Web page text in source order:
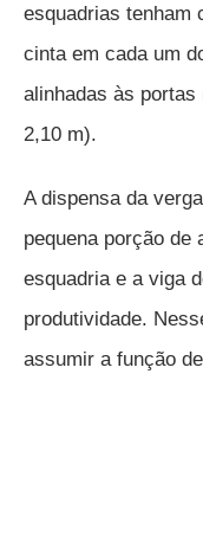
esquadrias tenham
cinta em cada um
alinhadas às
2,10 m).
A dispensa da
pequena porção de
esquadria e a viga
produtividade.
assumir a função